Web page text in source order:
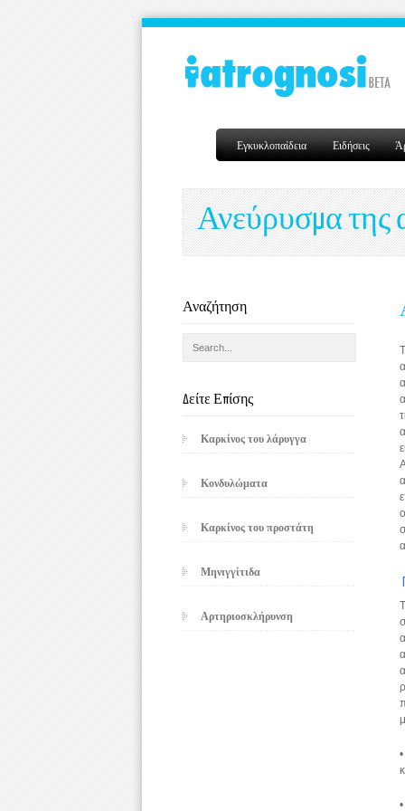
Εγκυκλοπαίδεια Ειδήσεις
Ανεύρυσμα της
Αναζήτηση
Δείτε Επίσης
Καρκίνος του λάρυγγα
Κονδυλώματα
Καρκίνος του προστάτη
Μηνιγγίτιδα
Αρτηριοσκλήρυνση